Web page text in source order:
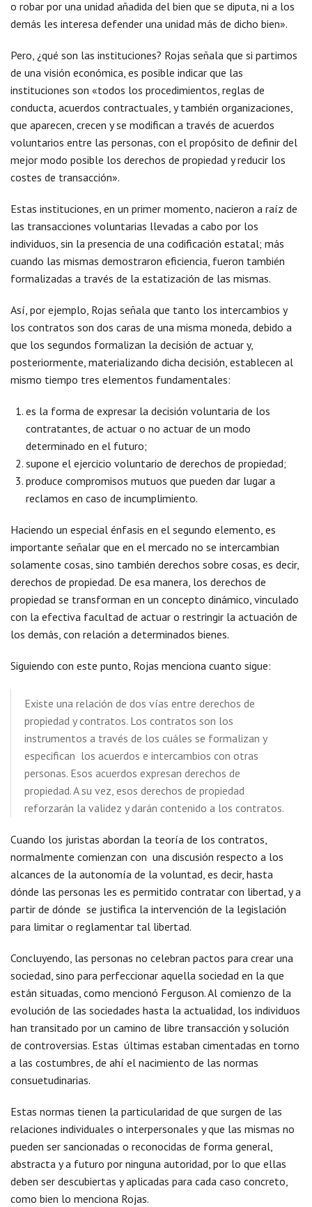
o robar por una unidad añadida del bien que se diputa, ni a los
demás les interesa defender una unidad más de dicho bien».
Pero, ¿qué son las instituciones? Rojas señala que si partimos
de una visión económica, es posible indicar que las
instituciones son «todos los procedimientos, reglas de
conducta, acuerdos contractuales, y también organizaciones,
que aparecen, crecen y se modifican a través de acuerdos
voluntarios entre las personas, con el propósito de definir del
mejor modo posible los derechos de propiedad y reducir los
costes de transacción».
Estas instituciones, en un primer momento, nacieron a raíz de
las transacciones voluntarias llevadas a cabo por los
individuos, sin la presencia de una codificación estatal; más
cuando las mismas demostraron eficiencia, fueron también
formalizadas a través de la estatización de las mismas.
Así, por ejemplo, Rojas señala que tanto los intercambios y
los contratos son dos caras de una misma moneda, debido a
que los segundos formalizan la decisión de actuar y,
posteriormente, materializando dicha decisión, establecen al
mismo tiempo tres elementos fundamentales:
es la forma de expresar la decisión voluntaria de los
contratantes, de actuar o no actuar de un modo
determinado en el futuro;
supone el ejercicio voluntario de derechos de propiedad;
produce compromisos mutuos que pueden dar lugar a
reclamos en caso de incumplimiento.
Haciendo un especial énfasis en el segundo elemento, es
importante señalar que en el mercado no se intercambian
solamente cosas, sino también derechos sobre cosas, es decir,
derechos de propiedad. De esa manera, los derechos de
propiedad se transforman en un concepto dinámico, vinculado
con la efectiva facultad de actuar o restringir la actuación de
los demás, con relación a determinados bienes.
Siguiendo con este punto, Rojas menciona cuanto sigue:
Existe una relación de dos vías entre derechos de
propiedad y contratos. Los contratos son los
instrumentos a través de los cuáles se formalizan y
especifican los acuerdos e intercambios con otras
personas. Esos acuerdos expresan derechos de
propiedad. A su vez, esos derechos de propiedad
reforzarán la validez y darán contenido a los contratos.
Cuando los juristas abordan la teoría de los contratos,
normalmente comienzan con una discusión respecto a los
alcances de la autonomía de la voluntad, es decir, hasta
dónde las personas les es permitido contratar con libertad, y a
partir de dónde se justifica la intervención de la legislación
para limitar o reglamentar tal libertad.
Concluyendo, las personas no celebran pactos para crear una
sociedad, sino para perfeccionar aquella sociedad en la que
están situadas, como mencionó Ferguson. Al comienzo de la
evolución de las sociedades hasta la actualidad, los individuos
han transitado por un camino de libre transacción y solución
de controversias. Estas últimas estaban cimentadas en torno
a las costumbres, de ahí el nacimiento de las normas
consuetudinarias.
Estas normas tienen la particularidad de que surgen de las
relaciones individuales o interpersonales y que las mismas no
pueden ser sancionadas o reconocidas de forma general,
abstracta y a futuro por ninguna autoridad, por lo que ellas
deben ser descubiertas y aplicadas para cada caso concreto,
como bien lo menciona Rojas.